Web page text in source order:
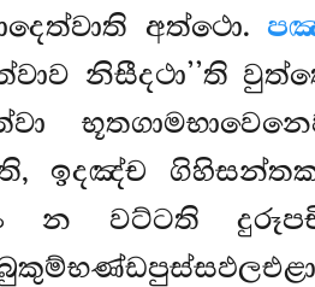
අත්ථො.
නිසීදථා’’ති
ඉදඤ්ච
න වට්ටති